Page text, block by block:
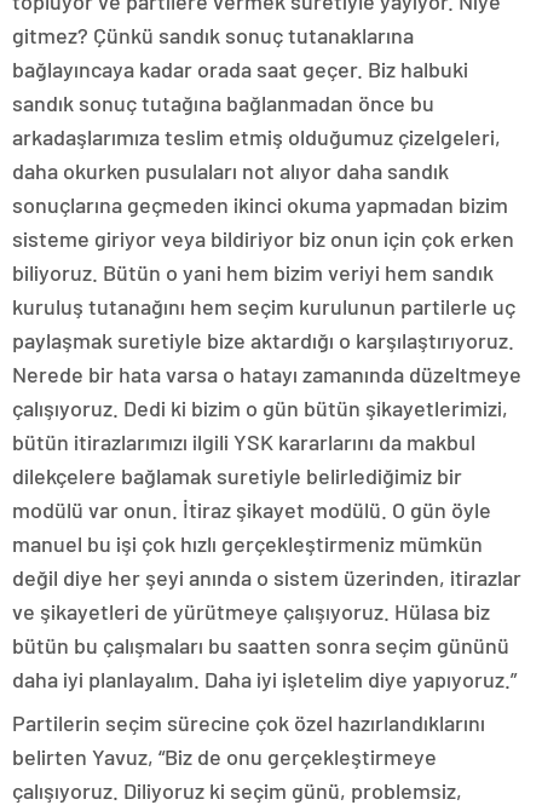
gitmez? Çünkü sandık sonuç tutanaklarına
bağlayıncaya kadar orada saat geçer. Biz halbuki
sandık sonuç tutağına bağlanmadan önce bu
arkadaşlarımıza teslim etmiş olduğumuz çizelgeleri,
daha okurken pusulaları not alıyor daha sandık
sonuçlarına geçmeden ikinci okuma yapmadan bizim
sisteme giriyor veya bildiriyor biz onun için çok erken
biliyoruz. Bütün o yani hem bizim veriyi hem sandık
kuruluş tutanağını hem seçim kurulunun partilerle uç
paylaşmak suretiyle bize aktardığı o karşılaştırıyoruz.
Nerede bir hata varsa o hatayı zamanında düzeltmeye
çalışıyoruz. Dedi ki bizim o gün bütün şikayetlerimizi,
bütün itirazlarımızı ilgili YSK kararlarını da makbul
dilekçelere bağlamak suretiyle belirlediğimiz bir
modülü var onun. İtiraz şikayet modülü. O gün öyle
manuel bu işi çok hızlı gerçekleştirmeniz mümkün
değil diye her şeyi anında o sistem üzerinden, itirazlar
ve şikayetleri de yürütmeye çalışıyoruz. Hülasa biz
bütün bu çalışmaları bu saatten sonra seçim gününü
daha iyi planlayalım. Daha iyi işletelim diye yapıyoruz.”
Partilerin seçim sürecine çok özel hazırlandıklarını
belirten Yavuz, “Biz de onu gerçekleştirmeye
çalışıyoruz. Diliyoruz ki seçim günü, problemsiz,